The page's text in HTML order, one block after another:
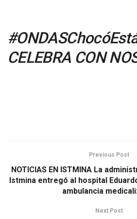
CELEBRA CON
Previous Post
NOTICIAS EN ISTMINA La
Istmina entregó al hospital
ambulancia
Next Post